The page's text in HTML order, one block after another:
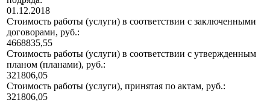
01.12.2018
Стоимость работы (услуги) в соответствии с заключенными
договорами, руб.:
4668835,55
Стоимость работы (услуги) в соответствии с утвержденным
планом (планами), руб.:
321806,05
Стоимость работы (услуги), принятая по актам, руб.:
321806,05